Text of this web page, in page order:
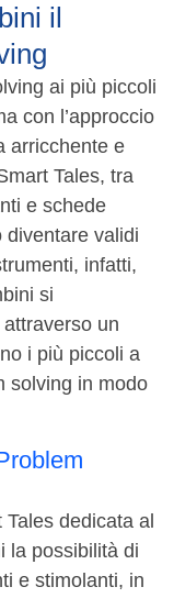
il
ai più piccoli
con l’approccio
arricchente e
Tales, tra
e schede
diventare validi
infatti,
si
un
i più piccoli a
solving in modo
dedicata al
la possibilità di
e stimolanti, in